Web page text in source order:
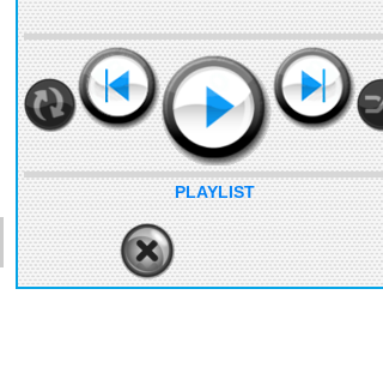
PLAYLIST